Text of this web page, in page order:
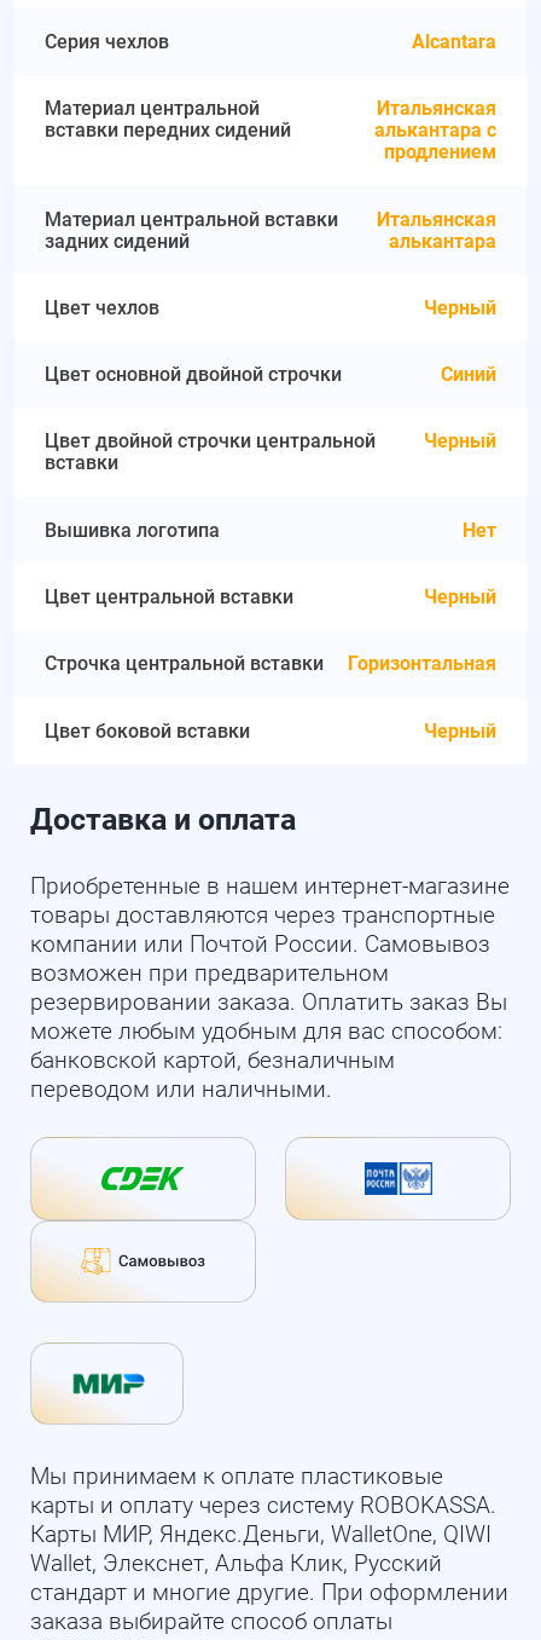
Серия чехлов Alcantara
Материал центральной
вставки передних сидений
Итальянская
алькантара с
продлением
Материал центральной вставки
задних сидений
Итальянская
алькантара
Цвет чехлов Черный
Цвет основной двойной строчки Синий
Цвет двойной строчки центральной
вставки
Черный
Вышивка логотипа Нет
Цвет центральной вставки Черный
Строчка центральной вставки Горизонтальная
Цвет боковой вставки Черный
Доставка и оплата
Приобретенные в нашем интернет-магазине
товары доставляются через транспортные
компании или Почтой России. Самовывоз
возможен при предварительном
резервировании заказа. Оплатить заказ Вы
можете любым удобным для вас способом:
банковской картой, безналичным
переводом или наличными.
Мы принимаем к оплате пластиковые
карты и оплату через систему ROBOKASSA.
Карты МИР, Яндекс.Деньги, WalletOne, QIWI
Wallet, Элекснет, Альфа Клик, Русский
стандарт и многие другие. При оформлении
заказа выбирайте способ оплаты